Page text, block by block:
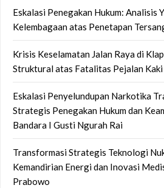
Eskalasi Penegakan Hukum: Analisis
Kelembagaan atas Penetapan
Krisis Keselamatan Jalan Raya di
Struktural atas Fatalitas Pejalan
Eskalasi Penyelundupan Narkotika
Strategis Penegakan Hukum dan
Bandara I Gusti Ngurah Rai
Transformasi Strategis Teknologi
Kemandirian Energi dan Inovasi
Prabowo